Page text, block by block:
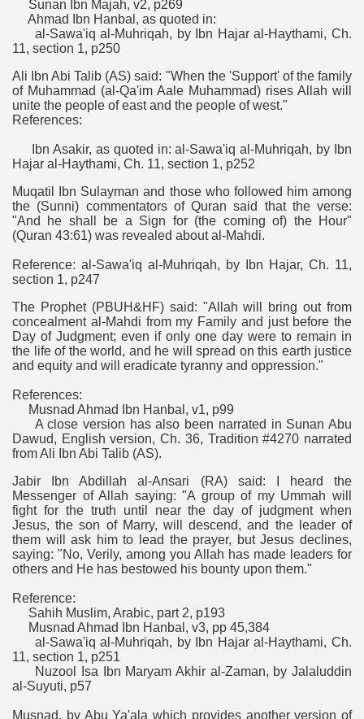
Sunan Ibn Majah, v2, p269
Ahmad Ibn Hanbal, as quoted in:
al-Sawa'iq al-Muhriqah, by Ibn Hajar al-Haythami, Ch.
11, section 1, p250
Ali Ibn Abi Talib (AS) said: "When the 'Support' of the family
of Muhammad (al-Qa'im Aale Muhammad) rises Allah will
unite the people of east and the people of west."
References:
Ibn Asakir, as quoted in: al-Sawa'iq al-Muhriqah, by Ibn
Hajar al-Haythami, Ch. 11, section 1, p252
Muqatil Ibn Sulayman and those who followed him among
the (Sunni) commentators of Quran said that the verse:
"And he shall be a Sign for (the coming of) the Hour"
(Quran 43:61) was revealed about al-Mahdi.
Reference: al-Sawa'iq al-Muhriqah, by Ibn Hajar, Ch. 11,
section 1, p247
The Prophet (PBUH&HF) said: "Allah will bring out from
concealment al-Mahdi from my Family and just before the
Day of Judgment; even if only one day were to remain in
the life of the world, and he will spread on this earth justice
and equity and will eradicate tyranny and oppression."
References:
Musnad Ahmad Ibn Hanbal, v1, p99
A close version has also been narrated in Sunan Abu
Dawud, English version, Ch. 36, Tradition #4270 narrated
from Ali Ibn Abi Talib (AS).
Jabir Ibn Abdillah al-Ansari (RA) said: I heard the
Messenger of Allah saying: "A group of my Ummah will
fight for the truth until near the day of judgment when
Jesus, the son of Marry, will descend, and the leader of
them will ask him to lead the prayer, but Jesus declines,
saying: "No, Verily, among you Allah has made leaders for
others and He has bestowed his bounty upon them."
Reference:
Sahih Muslim, Arabic, part 2, p193
Musnad Ahmad Ibn Hanbal, v3, pp 45,384
al-Sawa'iq al-Muhriqah, by Ibn Hajar al-Haythami, Ch.
11, section 1, p251
Nuzool Isa Ibn Maryam Akhir al-Zaman, by Jalaluddin
al-Suyuti, p57
Musnad, by Abu Ya'ala which provides another version of